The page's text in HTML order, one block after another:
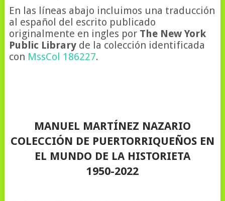
En las líneas abajo incluimos una traducción
al español del escrito publicado
originalmente en ingles porThe New York
Public Libraryde la colección identificada
con MssCol 186227.
MANUEL MARTÍNEZ NAZARIO
COLECCIÓN DE PUERTORRIQUEÑOS EN
EL MUNDO DE LA HISTORIETA
1950-2022